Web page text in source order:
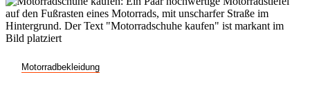
Motorradbekleidung